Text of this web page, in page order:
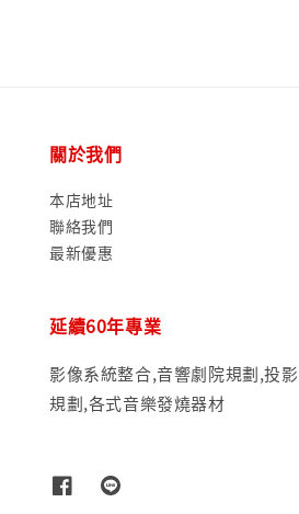
關於我們
本店地址
聯絡我們
最新優惠
延續60年專業
影像系統整合,音響劇院規劃,投
規劃,各式音樂發燒器材